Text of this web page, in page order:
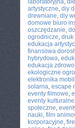
laboratoryjna,
artystyczne, diy
drewniane, diy
domowe biuro
oszczędzanie,
ogrodnicze, druk
edukacja
finansowa
hybrydowa,
edukacja
ekologiczne
elektronika
solarna, escape
eventy filmowe,
eventy kulturalne
społeczne,
nauki, film
korporacyjne,